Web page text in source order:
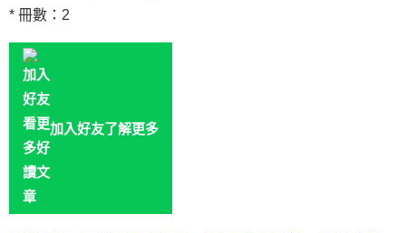
* 冊數：2
加入好友了解更多